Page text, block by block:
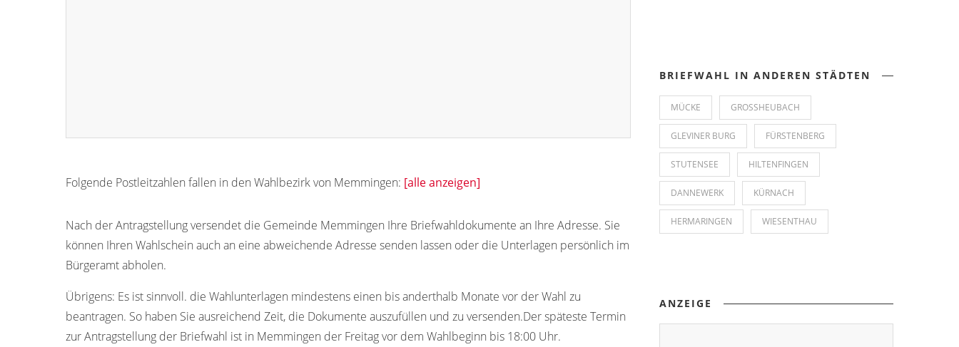
Folgende Postleitzahlen fallen in den Wahlbezirk von Memmingen: [alle anzeigen]
Nach der Antragstellung versendet die Gemeinde Memmingen Ihre Briefwahldokumente an Ihre Adresse. Sie
können Ihren Wahlschein auch an eine abweichende Adresse senden lassen oder die Unterlagen persönlich im
Bürgeramt abholen.
Übrigens: Es ist sinnvoll. die Wahlunterlagen mindestens einen bis anderthalb Monate vor der Wahl zu
beantragen. So haben Sie ausreichend Zeit, die Dokumente auszufüllen und zu versenden.Der späteste Termin
zur Antragstellung der Briefwahl ist in Memmingen der Freitag vor dem Wahlbeginn bis 18:00 Uhr.
BRIEFWAHL IN ANDEREN STÄDTEN
MÜCKE GROSSHEUBACH
GLEVINER BURG FÜRSTENBERG
STUTENSEE HILTENFINGEN
DANNEWERK KÜRNACH
HERMARINGEN WIESENTHAU
ANZEIGE